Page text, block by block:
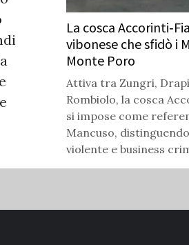
La cosca
vibonese che sfidò i
Monte Poro
Attiva tra Zungri,
Rombiolo, la cosca
si impose come
Mancuso,
violente e business